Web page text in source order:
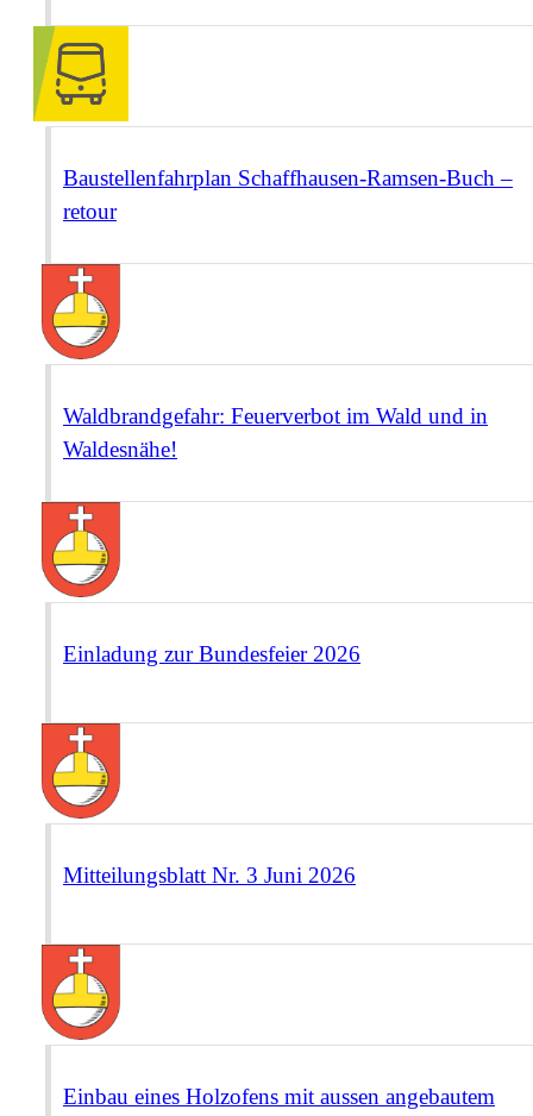
Baustellenfahrplan Schaffhausen-Ramsen-Buch –
retour
Waldbrandgefahr: Feuerverbot im Wald und in
Waldesnähe!
Einladung zur Bundesfeier 2026
Mitteilungsblatt Nr. 3 Juni 2026
Einbau eines Holzofens mit aussen angebautem